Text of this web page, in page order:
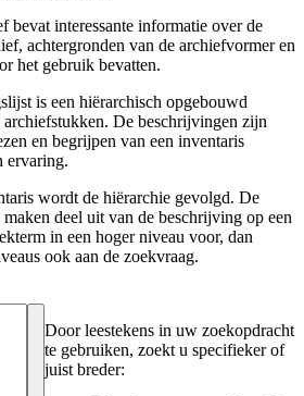
bevat interessante informatie over de
achtergronden van de archiefvormer en
het gebruik bevatten.
is een hiërarchisch opgebouwd
De beschrijvingen zijn
en begrijpen van een inventaris
ervaring.
wordt de hiërarchie gevolgd. De
deel uit van de beschrijving op een
in een hoger niveau voor, dan
ook aan de zoekvraag.
Door leestekens in uw zoekopdracht
te gebruiken, zoekt u specifieker of
juist breder: